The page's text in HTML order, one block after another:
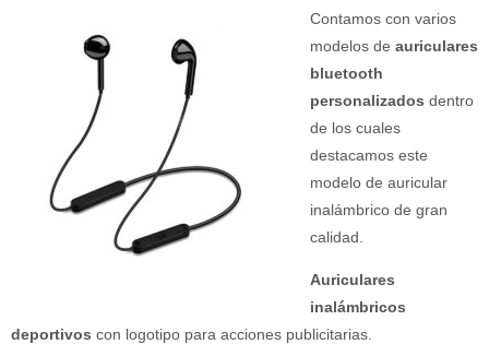
Contamos con varios
modelos de auriculares
bluetooth
personalizados dentro
de los cuales
destacamos este
modelo de auricular
inalámbrico de gran
calidad.
Auriculares
inalámbricos
deportivos con logotipo para acciones publicitarias.